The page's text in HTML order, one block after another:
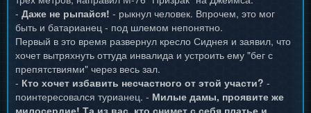
- Даже не рыпайся! - рыкнул человек. Впрочем, это мог
быть и батарианец - под шлемом непонятно.
Первый в это время развернул кресло Сиднея и заявил, что
хочет вытряхнуть оттуда инвалида и устроить ему "бег с
препятствиями" через весь зал.
- Кто хочет избавить несчастного от этой участи? -
поинтересовался турианец. - Милые дамы, проявите же